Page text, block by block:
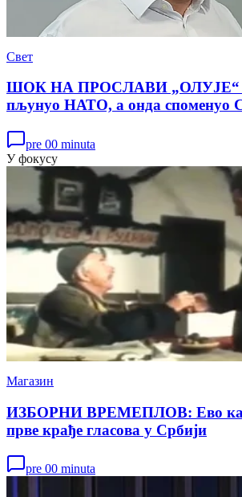
Свет
ШОК НА ПРОСЛАВИ „ОЛУЈЕ“
пљунуо НАТО, а онда споменуо
pre 00 minuta
У фокусу
Магазин
ИЗБОРНИ ВРЕМЕПЛОВ: Ево
прве крађе гласова у Србији
pre 00 minuta